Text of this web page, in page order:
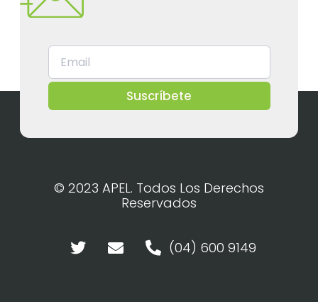
Suscríbete
© 2023 APEL. Todos Los Derechos
Reservados
(04) 600 9149